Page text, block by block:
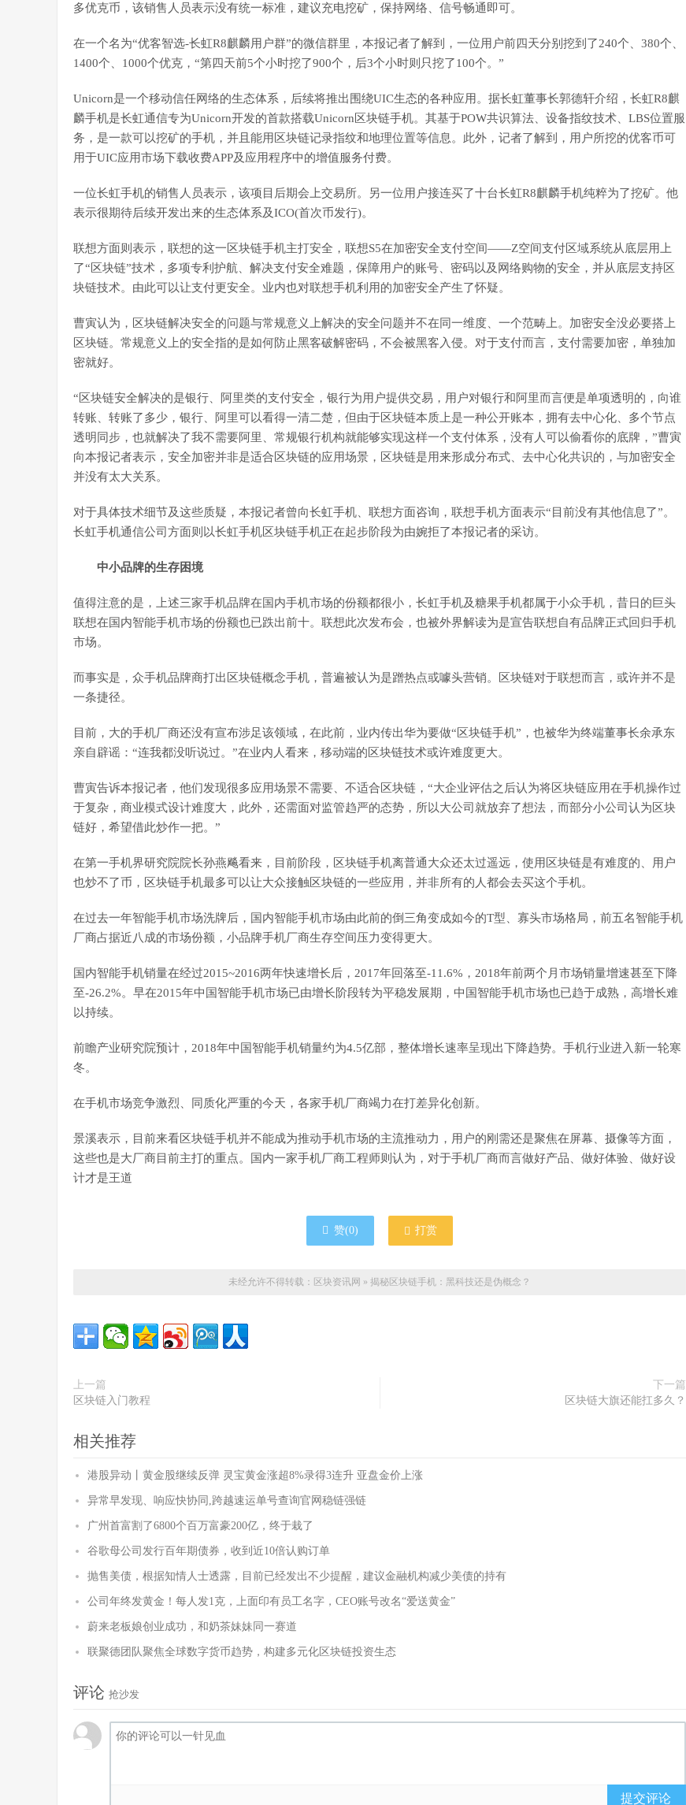
多优克币，该销售人员表示没有统一标准，建议充电挖矿，保持网络、信号畅通即可。
在一个名为“优客智选-长虹R8麒麟用户群”的微信群里，本报记者了解到，一位用户前四天分别挖到了240个、380个、
1400个、1000个优克，“第四天前5个小时挖了900个，后3个小时则只挖了100个。”
Unicorn是一个移动信任网络的生态体系，后续将推出围绕UIC生态的各种应用。据长虹董事长郭德轩介绍，长虹R8麒
麟手机是长虹通信专为Unicorn开发的首款搭载Unicorn区块链手机。其基于POW共识算法、设备指纹技术、LBS位置服
务，是一款可以挖矿的手机，并且能用区块链记录指纹和地理位置等信息。此外，记者了解到，用户所挖的优客币可
用于UIC应用市场下载收费APP及应用程序中的增值服务付费。
一位长虹手机的销售人员表示，该项目后期会上交易所。另一位用户接连买了十台长虹R8麒麟手机纯粹为了挖矿。他
表示很期待后续开发出来的生态体系及ICO(首次币发行)。
联想方面则表示，联想的这一区块链手机主打安全，联想S5在加密安全支付空间——Z空间支付区域系统从底层用上
了“区块链”技术，多项专利护航、解决支付安全难题，保障用户的账号、密码以及网络购物的安全，并从底层支持区
块链技术。由此可以让支付更安全。业内也对联想手机利用的加密安全产生了怀疑。
曹寅认为，区块链解决安全的问题与常规意义上解决的安全问题并不在同一维度、一个范畴上。加密安全没必要搭上
区块链。常规意义上的安全指的是如何防止黑客破解密码，不会被黑客入侵。对于支付而言，支付需要加密，单独加
密就好。
“区块链安全解决的是银行、阿里类的支付安全，银行为用户提供交易，用户对银行和阿里而言便是单项透明的，向谁
转账、转账了多少，银行、阿里可以看得一清二楚，但由于区块链本质上是一种公开账本，拥有去中心化、多个节点
透明同步，也就解决了我不需要阿里、常规银行机构就能够实现这样一个支付体系，没有人可以偷看你的底牌，”曹寅
向本报记者表示，安全加密并非是适合区块链的应用场景，区块链是用来形成分布式、去中心化共识的，与加密安全
并没有太大关系。
对于具体技术细节及这些质疑，本报记者曾向长虹手机、联想方面咨询，联想手机方面表示“目前没有其他信息了”。
长虹手机通信公司方面则以长虹手机区块链手机正在起步阶段为由婉拒了本报记者的采访。
中小品牌的生存困境
值得注意的是，上述三家手机品牌在国内手机市场的份额都很小，长虹手机及糖果手机都属于小众手机，昔日的巨头
联想在国内智能手机市场的份额也已跌出前十。联想此次发布会，也被外界解读为是宣告联想自有品牌正式回归手机
市场。
而事实是，众手机品牌商打出区块链概念手机，普遍被认为是蹭热点或噱头营销。区块链对于联想而言，或许并不是
一条捷径。
目前，大的手机厂商还没有宣布涉足该领域，在此前，业内传出华为要做“区块链手机”，也被华为终端董事长余承东
亲自辟谣：“连我都没听说过。”在业内人看来，移动端的区块链技术或许难度更大。
曹寅告诉本报记者，他们发现很多应用场景不需要、不适合区块链，“大企业评估之后认为将区块链应用在手机操作过
于复杂，商业模式设计难度大，此外，还需面对监管趋严的态势，所以大公司就放弃了想法，而部分小公司认为区块
链好，希望借此炒作一把。”
在第一手机界研究院院长孙燕飚看来，目前阶段，区块链手机离普通大众还太过遥远，使用区块链是有难度的、用户
也炒不了币，区块链手机最多可以让大众接触区块链的一些应用，并非所有的人都会去买这个手机。
在过去一年智能手机市场洗牌后，国内智能手机市场由此前的倒三角变成如今的T型、寡头市场格局，前五名智能手机
厂商占据近八成的市场份额，小品牌手机厂商生存空间压力变得更大。
国内智能手机销量在经过2015~2016两年快速增长后，2017年回落至-11.6%，2018年前两个月市场销量增速甚至下降
至-26.2%。早在2015年中国智能手机市场已由增长阶段转为平稳发展期，中国智能手机市场也已趋于成熟，高增长难
以持续。
前瞻产业研究院预计，2018年中国智能手机销量约为4.5亿部，整体增长速率呈现出下降趋势。手机行业进入新一轮寒
冬。
在手机市场竞争激烈、同质化严重的今天，各家手机厂商竭力在打差异化创新。
景溪表示，目前来看区块链手机并不能成为推动手机市场的主流推动力，用户的刚需还是聚焦在屏幕、摄像等方面，
这些也是大厂商目前主打的重点。国内一家手机厂商工程师则认为，对于手机厂商而言做好产品、做好体验、做好设
计才是王道
赞(0) 打赏
未经允许不得转载： 区块资讯网 » 揭秘区块链手机：黑科技还是伪概念？
上一篇
区块链入门教程
下一篇
区块链大旗还能扛多久？
相关推荐
港股异动丨黄金股继续反弹 灵宝黄金涨超8%录得3连升 亚盘金价上涨
异常早发现、响应快协同,跨越速运单号查询官网稳链强链
广州首富割了6800个百万富豪200亿，终于栽了
谷歌母公司发行百年期债券，收到近10倍认购订单
抛售美债，根据知情人士透露，目前已经发出不少提醒，建议金融机构减少美债的持有
公司年终发黄金！每人发1克，上面印有员工名字，CEO账号改名“爱送黄金”
蔚来老板娘创业成功，和奶茶妹妹同一赛道
联聚德团队聚焦全球数字货币趋势，构建多元化区块链投资生态
评论 抢沙发
提交评论